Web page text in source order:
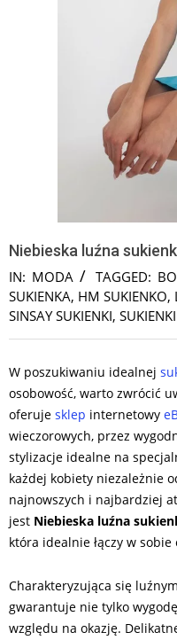
Niebieska luźna
IN: MODA TAGGED:
SUKIENKA, HM SUKIENKO,
SINSAY SUKIENKI,
W poszukiwaniu idealnej
osobowość, warto zwrócić
oferuje sklep internetowy
wieczorowych, przez
stylizacje idealne na
każdej kobiety niezależnie
najnowszych i najbardziej
jest Niebieska luźna
która idealnie łączy w
Charakteryzująca się
gwarantuje nie tylko
względu na okazję.